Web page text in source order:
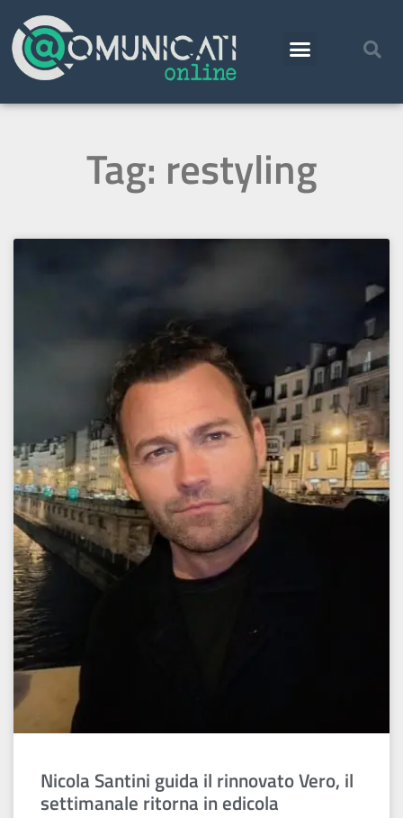
Tag: restyling
Nicola Santini guida il rinnovato Vero, il
settimanale ritorna in edicola